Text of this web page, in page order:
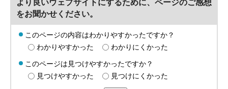
より良いウェブサイトにするために、ページのご感想
をお聞かせください。
このページの内容はわかりやすかったですか？
わかりやすかった
わかりにくかった
このページは見つけやすかったですか？
見つけやすかった
見つけにくかった